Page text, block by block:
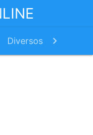
Diversos